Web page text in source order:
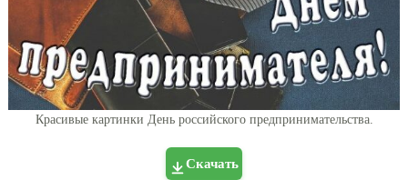
Красивые картинки День российского предпринимательства.
Скачать